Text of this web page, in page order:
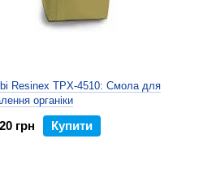
Resinex TPX-4510: Смола для
органіки
грн Купити